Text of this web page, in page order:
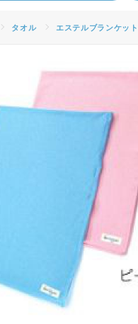
タオル エステルブランケット